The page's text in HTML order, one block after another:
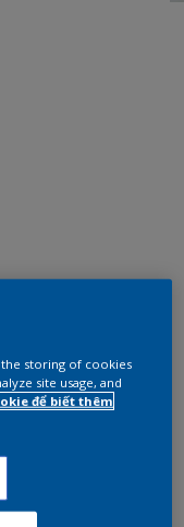
the storing of cookies
site usage, and
để biết thêm